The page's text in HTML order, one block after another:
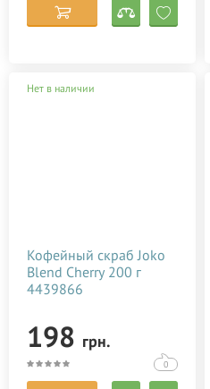
Нет в наличии
Кофейный скраб Joko
Blend Cherry 200 г
4439866
198 грн.
0